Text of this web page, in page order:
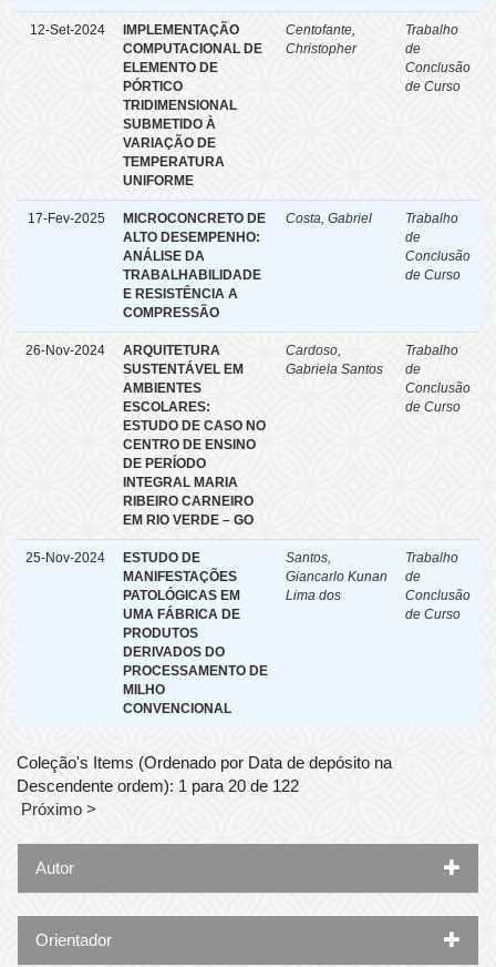
12-Set-2024
IMPLEMENTAÇÃO
COMPUTACIONAL DE
ELEMENTO DE
PÓRTICO
TRIDIMENSIONAL
SUBMETIDO À
VARIAÇÃO DE
TEMPERATURA
UNIFORME
Centofante,
Christopher
Trabalho
de
Conclusão
de Curso
17-Fev-2025
MICROCONCRETO DE
ALTO DESEMPENHO:
ANÁLISE DA
TRABALHABILIDADE
E RESISTÊNCIA A
COMPRESSÃO
Costa, Gabriel
Trabalho
de
Conclusão
de Curso
26-Nov-2024
ARQUITETURA
SUSTENTÁVEL EM
AMBIENTES
ESCOLARES:
ESTUDO DE CASO NO
CENTRO DE ENSINO
DE PERÍODO
INTEGRAL MARIA
RIBEIRO CARNEIRO
EM RIO VERDE – GO
Cardoso,
Gabriela Santos
Trabalho
de
Conclusão
de Curso
25-Nov-2024
ESTUDO DE
MANIFESTAÇÕES
PATOLÓGICAS EM
UMA FÁBRICA DE
PRODUTOS
DERIVADOS DO
PROCESSAMENTO DE
MILHO
CONVENCIONAL
Santos,
Giancarlo Kunan
Lima dos
Trabalho
de
Conclusão
de Curso
Coleção's Items (Ordenado por Data de depósito na
Descendente ordem): 1 para 20 de 122
Próximo >
Autor
Orientador